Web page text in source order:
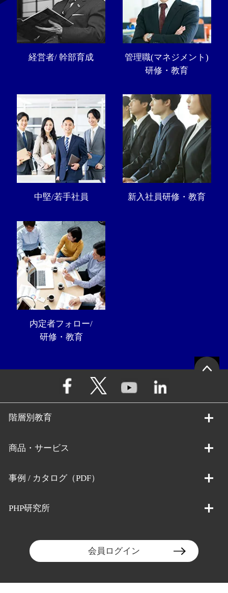
経営者/ 幹部育成
管理職(マネジメント)
研修・教育
中堅/若手社員 新入社員研修・教育
内定者フォロー/
研修・教育
階層別教育
商品・サービス
事例 / カタログ（PDF）
PHP研究所
会員ログイン